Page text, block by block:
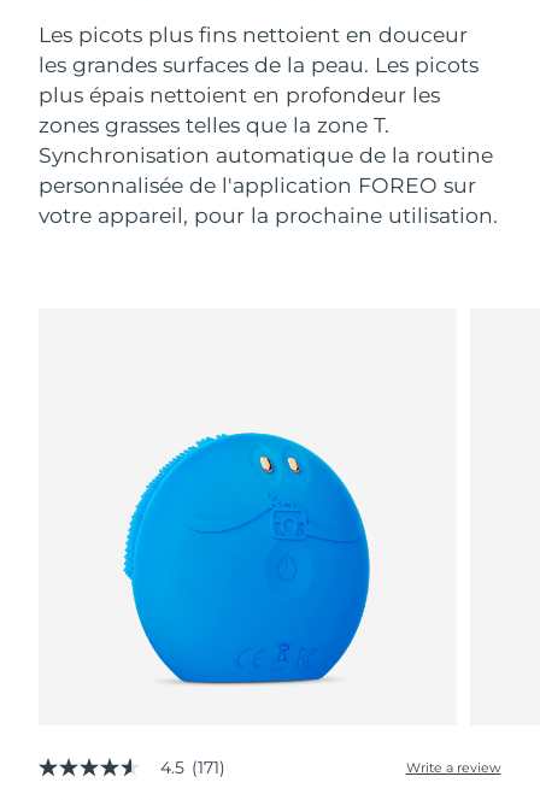
Les picots plus fins nettoient en douceur
les grandes surfaces de la peau. Les picots
plus épais nettoient en profondeur les
zones grasses telles que la zone T.
Synchronisation automatique de la routine
personnalisée de l'application FOREO sur
votre appareil, pour la prochaine utilisation.
4.5
4.5 (171) Write a review